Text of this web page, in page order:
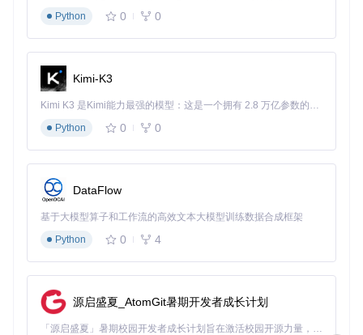
灵活的框架，帮助开发者专注于他们的业务逻辑，而不是基础
架构。无论您是正在构建新的实时应用还是寻求改进现有系统
的解决方案，都值得尝试这个开源项目。立即访问官方文档，
开始您的实时数据旅程吧！
Python
0 0
Kimi-K3
Kimi K3 是Kimi能力最强的模型：这是一个拥有 2.8 万亿参数的混合专家（MoE）模型，具备原生视觉理解能力，并支持 100 万 token 的上下文窗口。
Python
0 0
DataFlow
基于大模型算子和工作流的高效文本大模型训练数据合成框架
Python
0 4
源启盛夏_AtomGit暑期开发者成长计划
「源启盛夏」暑期校园开发者成长计划旨在激活校园开源力量，通过积分激励、认证扶持、资源倾斜等形式，引导高校组织和开发者完成「入驻 — 建项目 — 做贡献 — 获认证 — 得资源」的完整闭环。无论你是想带领社团入驻平台的组织者，还是希望用代码贡献证明自己的开发者，都能在这里找到属于你的成长路径。